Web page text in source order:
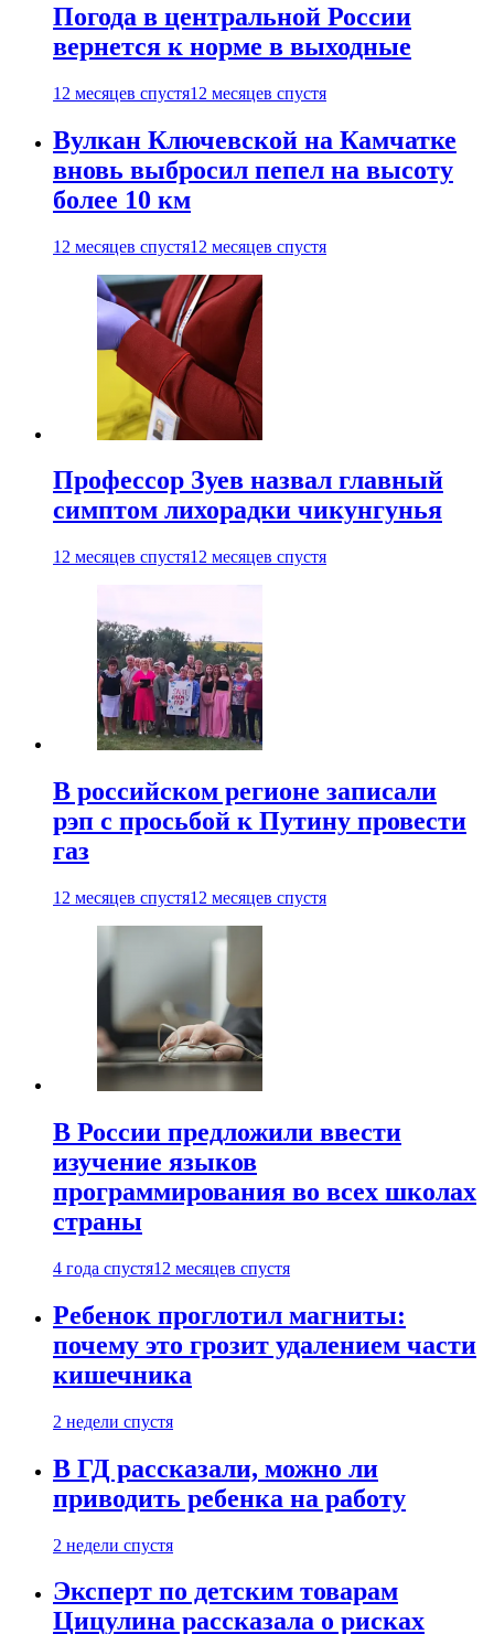
Погода в центральной России
вернется к норме в выходные
12 месяцев спустя12 месяцев спустя
Вулкан Ключевской на Камчатке
вновь выбросил пепел на высоту
более 10 км
12 месяцев спустя12 месяцев спустя
Профессор Зуев назвал главный
симптом лихорадки чикунгунья
12 месяцев спустя12 месяцев спустя
В российском регионе записали
рэп с просьбой к Путину провести
газ
12 месяцев спустя12 месяцев спустя
В России предложили ввести
изучение языков
программирования во всех школах
страны
4 года спустя12 месяцев спустя
Ребенок проглотил магниты:
почему это грозит удалением части
кишечника
2 недели спустя
В ГД рассказали, можно ли
приводить ребенка на работу
2 недели спустя
Эксперт по детским товарам
Цицулина рассказала о рисках